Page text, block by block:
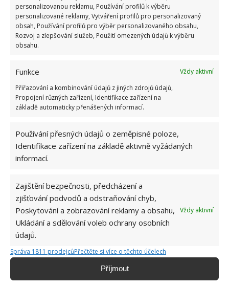
personalizovanou reklamu, Používání profilů k výběru
personalizované reklamy, Vytváření profilů pro personalizovaný
obsah, Používání profilů pro výběr personalizovaného obsahu,
Rozvoj a zlepšování služeb, Použití omezených údajů k výběru
obsahu.
Funkce
Vždy aktivní
Přiřazování a kombinování údajů z jiných zdrojů údajů,
Propojení různých zařízení, Identifikace zařízení na
základě automaticky přenášených informací.
Používání přesných údajů o zeměpisné poloze,
Identifikace zařízení na základě aktivně vyžádaných
informací.
Zajištění bezpečnosti, předcházení a
zjišťování podvodů a odstraňování chyb,
Poskytování a zobrazování reklamy a obsahu,
Ukládání a sdělování voleb ochrany osobních
údajů.
Vždy aktivní
Správa 1811 prodejcůPřečtěte si více o těchto účelech
Příjmout
ŽHAVÉ NOVINKY
6.8.2026
letošní sezony
6.8.2026
zajistí bohatou úrodu šťavnatých a chutných
plodů. Připravte se na letošní sezonu včas
6.8.2026